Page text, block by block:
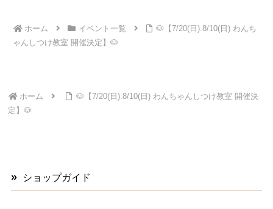
ホーム イベント一覧
🐶【7/20(日).8/10(日) わんち
ゃんしつけ教室 開催決定】🐶
ホーム
🐶【7/20(日).8/10(日) わんちゃんしつけ教室 開催決
定】🐶
ショップガイド